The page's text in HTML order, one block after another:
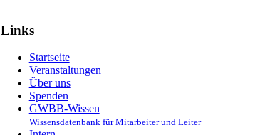
Links
Startseite
Veranstaltungen
Über uns
Spenden
GWBB-Wissen
Wissensdatenbank für Mitarbeiter und Leiter